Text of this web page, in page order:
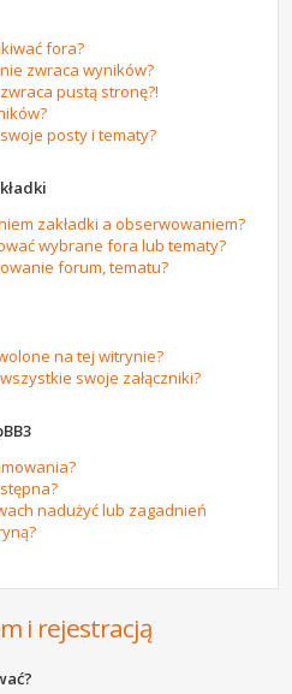
fora?
zwraca wyników?
pustą stronę?!
posty i tematy?
zakładki a obserwowaniem?
wybrane fora lub tematy?
forum, tematu?
na tej witrynie?
swoje załączniki?
nadużyć lub zagadnień
i rejestracją